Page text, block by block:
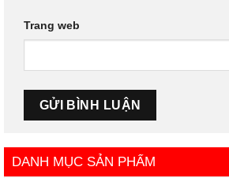
DANH MỤC SẢN PHẨM
Trang web